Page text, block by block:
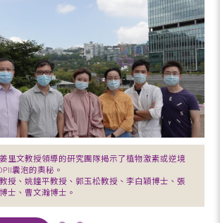
里文教授領導的研究團隊揭示了植物激素或逆境
囊泡的奧秘。
授、姚鐘平教授、郭玉松教授、李白穎博士、張
士、曹文瀚博士。